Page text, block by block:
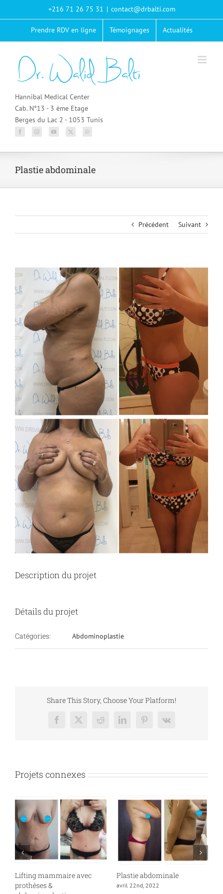
+216 71 26 75 31 | contact@drbalti.com
Prendre RDV en ligne Témoignages Actualités
Hannibal Medical Center
Cab. N°13 - 3 ème Etage
Berges du Lac 2 - 1053 Tunis
Plastie abdominale
Précédent Suivant
View
Larger
Image
Description du projet
Détails du projet
Catégories: Abdominoplastie
Share This Story, Choose Your Platform!
Facebook
X RedditLinkedInPinterest
Vk
Projets connexes
Lifting mammaire avec
prothèses &
Plastie abdominale
avril 22nd, 2022